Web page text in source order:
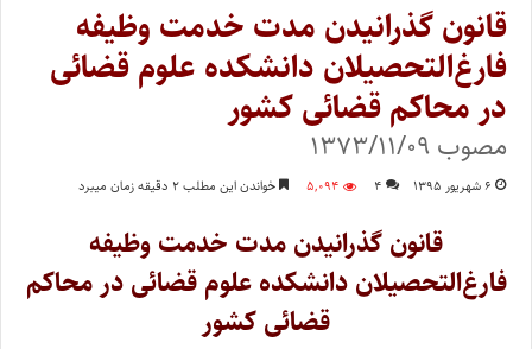
قانون گذرانیدن مدت خدمت وظیفه
فارغ‌التحصیلان دانشکده علوم قضائی
در محاکم قضائی کشور
مصوب ۱۳۷۳/۱۱/۰۹
۶ شهریور ۱۳۹۵ ۴ ۵,۰۹۴ خواندن این مطلب ۲ دقیقه زمان میبرد
قانون گذرانیدن مدت خدمت وظیفه
فارغ‌التحصیلان دانشکده علوم قضائی در محاکم
قضائی کشور